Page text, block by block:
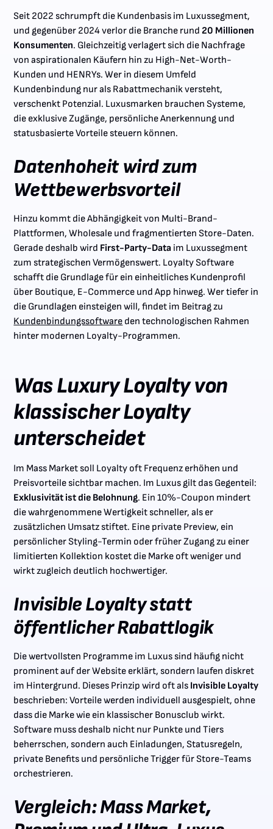
Seit 2022 schrumpft die Kundenbasis im Luxussegment,
und gegenüber 2024 verlor die Branche rund 20 Millionen
Konsumenten. Gleichzeitig verlagert sich die Nachfrage
von aspirationalen Käufern hin zu High-Net-Worth-
Kunden und HENRYs. Wer in diesem Umfeld
Kundenbindung nur als Rabattmechanik versteht,
verschenkt Potenzial. Luxusmarken brauchen Systeme,
die exklusive Zugänge, persönliche Anerkennung und
statusbasierte Vorteile steuern können.
Datenhoheit wird zum
Wettbewerbsvorteil
Hinzu kommt die Abhängigkeit von Multi-Brand-
Plattformen, Wholesale und fragmentierten Store-Daten.
Gerade deshalb wird First-Party-Data im Luxussegment
zum strategischen Vermögenswert. Loyalty Software
schafft die Grundlage für ein einheitliches Kundenprofil
über Boutique, E-Commerce und App hinweg. Wer tiefer in
die Grundlagen einsteigen will, findet im Beitrag zu
Kundenbindungssoftware den technologischen Rahmen
hinter modernen Loyalty-Programmen.
Was Luxury Loyalty von
klassischer Loyalty
unterscheidet
Im Mass Market soll Loyalty oft Frequenz erhöhen und
Preisvorteile sichtbar machen. Im Luxus gilt das Gegenteil:
Exklusivität ist die Belohnung. Ein 10%-Coupon mindert
die wahrgenommene Wertigkeit schneller, als er
zusätzlichen Umsatz stiftet. Eine private Preview, ein
persönlicher Styling-Termin oder früher Zugang zu einer
limitierten Kollektion kostet die Marke oft weniger und
wirkt zugleich deutlich hochwertiger.
Invisible Loyalty statt
öffentlicher Rabattlogik
Die wertvollsten Programme im Luxus sind häufig nicht
prominent auf der Website erklärt, sondern laufen diskret
im Hintergrund. Dieses Prinzip wird oft als Invisible Loyalty
beschrieben: Vorteile werden individuell ausgespielt, ohne
dass die Marke wie ein klassischer Bonusclub wirkt.
Software muss deshalb nicht nur Punkte und Tiers
beherrschen, sondern auch Einladungen, Statusregeln,
private Benefits und persönliche Trigger für Store-Teams
orchestrieren.
Vergleich: Mass Market,